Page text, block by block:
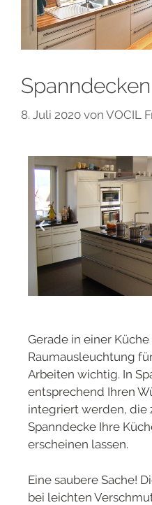
8. Juli 2020 von VOCIL
Gerade in einer
Raumausleuchtung
Arbeiten wichtig. In
entsprechend Ihren
integriert werden, die
Spanndecke Ihre
erscheinen lassen.
Eine saubere Sache!
bei leichten